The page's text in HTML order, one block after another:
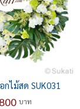
ไม้สด SUK031
บาท